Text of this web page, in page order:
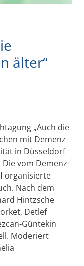
älter“
„Auch die
mit Demenz
in Düsseldorf
Die vom Demenz-
organisierte
Nach dem
Hintzsche
Detlef
Güntekin
Moderiert